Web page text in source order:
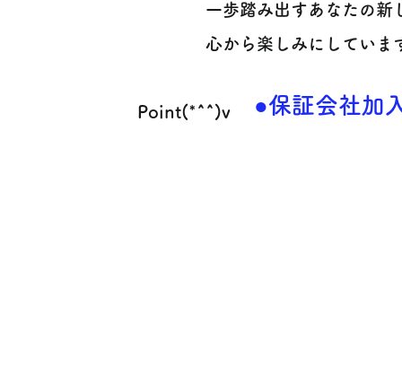
一歩踏み出すあなたの新
心から楽しみにしていま
Point(*^^)v ●保証会社加